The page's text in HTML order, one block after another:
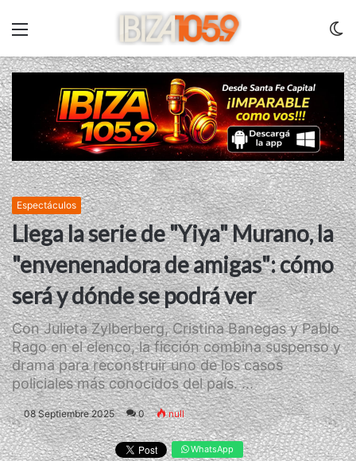
Espectáculos
Llega la serie de "Yiya" Murano, la
"envenenadora de amigas": cómo
será y dónde se podrá ver
Con Julieta Zylberberg, Cristina Banegas y Pablo
Rago en el elenco, la ficción combina suspenso y
drama para reconstruir uno de los casos
policiales más conocidos del país. ...
08 Septiembre 2025 0 null
WhatsApp